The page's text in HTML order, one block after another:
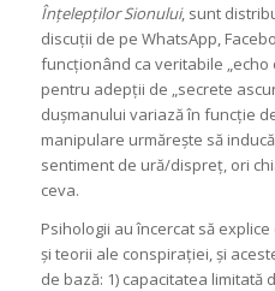
Înțelepților Sionului, sunt
discuții de pe WhatsApp,
funcționând ca veritabile „echo
pentru adepții de „secrete
dușmanului variază în funcție
manipulare urmărește să
sentiment de ură/dispreț, ori
ceva.
Psihologii au încercat să
și teorii ale conspirației, și
de bază: 1) capacitatea limitată